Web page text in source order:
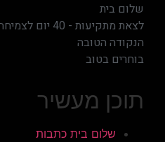
שלום בית
לצאת מתקיעות - 40 יום לצמיחה
הנקודה הטובה
בוחרים בטוב
תוכן מעשיר
שלום בית כתבות